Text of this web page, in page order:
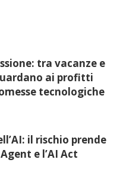
tra vacanze e
ai profitti
tecnologiche
il rischio prende
e l’AI Act